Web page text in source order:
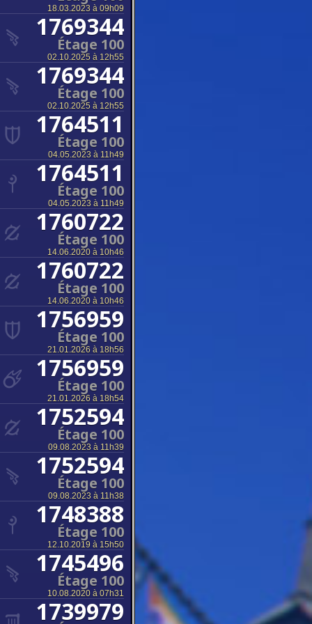
18.03.2023 à 09h09
1769344
Étage 100
02.10.2025 à 12h55
1769344
Étage 100
02.10.2025 à 12h55
1764511
Étage 100
04.05.2023 à 11h49
1764511
Étage 100
04.05.2023 à 11h49
1760722
Étage 100
14.06.2020 à 10h46
1760722
Étage 100
14.06.2020 à 10h46
1756959
Étage 100
21.01.2026 à 18h56
1756959
Étage 100
21.01.2026 à 18h54
1752594
Étage 100
09.08.2023 à 11h39
1752594
Étage 100
09.08.2023 à 11h38
1748388
Étage 100
12.10.2019 à 15h50
1745496
Étage 100
10.08.2020 à 07h31
1739979